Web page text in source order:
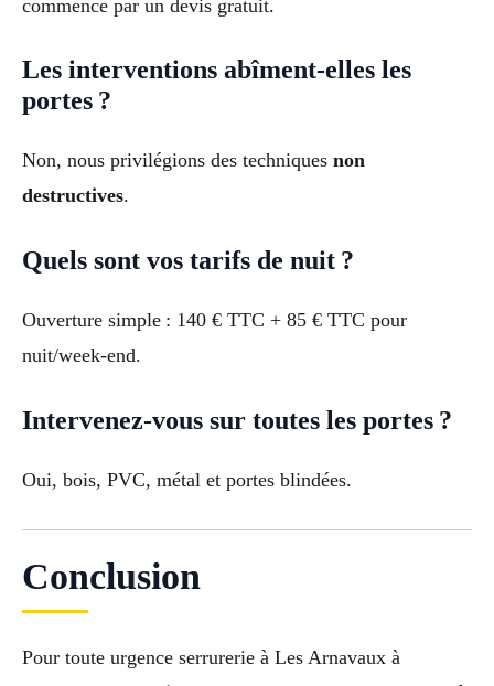
commence par un devis gratuit.
Les interventions abîment-elles les
portes ?
Non, nous privilégions des techniques non
destructives.
Quels sont vos tarifs de nuit ?
Ouverture simple : 140 € TTC + 85 € TTC pour
nuit/week-end.
Intervenez-vous sur toutes les portes ?
Oui, bois, PVC, métal et portes blindées.
Conclusion
Pour toute urgence serrurerie à Les Arnavaux à